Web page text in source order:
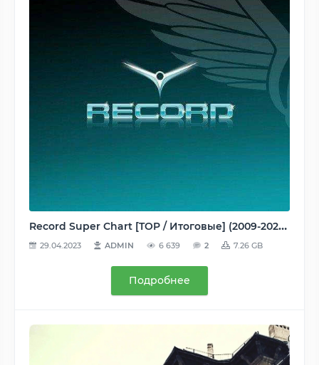
Record Super Chart [TOP / Итоговые] (2009-2020) MP3
29.04.2023 ADMIN 6 639 2 7.26 GB
Подробнее